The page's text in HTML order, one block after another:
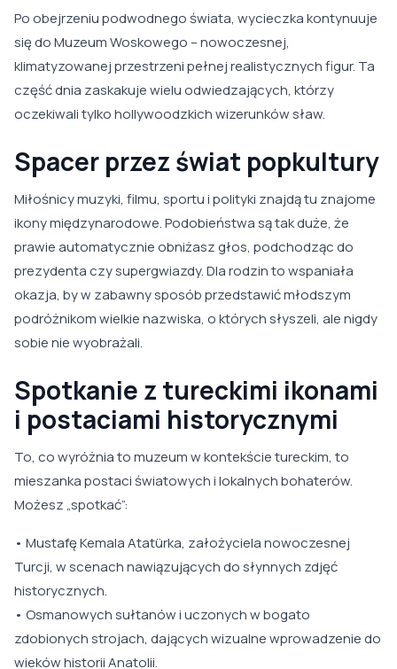
Po obejrzeniu podwodnego świata, wycieczka kontynuuje
się do Muzeum Woskowego – nowoczesnej,
klimatyzowanej przestrzeni pełnej realistycznych figur. Ta
część dnia zaskakuje wielu odwiedzających, którzy
oczekiwali tylko hollywoodzkich wizerunków sław.
Spacer przez świat popkultury
Miłośnicy muzyki, filmu, sportu i polityki znajdą tu znajome
ikony międzynarodowe. Podobieństwa są tak duże, że
prawie automatycznie obniżasz głos, podchodząc do
prezydenta czy supergwiazdy. Dla rodzin to wspaniała
okazja, by w zabawny sposób przedstawić młodszym
podróżnikom wielkie nazwiska, o których słyszeli, ale nigdy
sobie nie wyobrażali.
Spotkanie z tureckimi ikonami
i postaciami historycznymi
To, co wyróżnia to muzeum w kontekście tureckim, to
mieszanka postaci światowych i lokalnych bohaterów.
Możesz „spotkać”:
• Mustafę Kemala Atatürka, założyciela nowoczesnej
Turcji, w scenach nawiązujących do słynnych zdjęć
historycznych.
• Osmanowych sułtanów i uczonych w bogato
zdobionych strojach, dających wizualne wprowadzenie do
wieków historii Anatolii.